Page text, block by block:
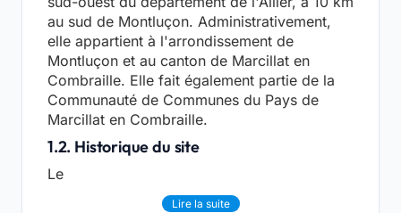
au sud de Montluçon. Administrativement,
elle appartient à l'arrondissement de
Montluçon et au canton de Marcillat en
Combraille. Elle fait également partie de la
Communauté de Communes du Pays de
Marcillat en Combraille.
1.2. Historique du site
Le
Lire la suite